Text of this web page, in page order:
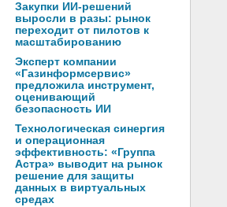
Закупки ИИ-решений
выросли в разы: рынок
переходит от пилотов к
масштабированию
Эксперт компании
«Газинформсервис»
предложила инструмент,
оценивающий
безопасность ИИ
Технологическая синергия
и операционная
эффективность: «Группа
Астра» выводит на рынок
решение для защиты
данных в виртуальных
средах